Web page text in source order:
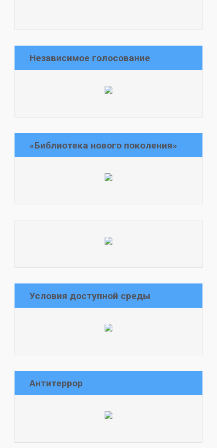
Независимое голосование
«Библиотека нового поколения»
Условия доступной среды
Антитеррор